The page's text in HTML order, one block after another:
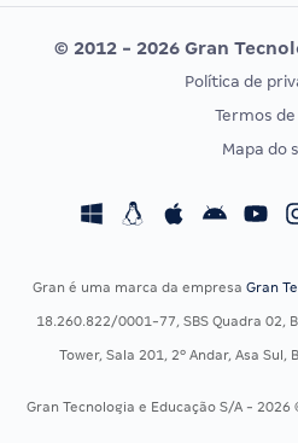
CONCURSOS POR PROFISSÃO
Concursos Fiscais
Residência Multiprofissional
© 2012 - 2026 Gran
Política de
Termos de
Mapa do
Gran é uma marca da empresa Gran
18.260.822/0001-77, SBS Quadra 02,
Tower, Sala 201, 2º Andar, Asa Sul,
Gran Tecnologia e Educação S/A -